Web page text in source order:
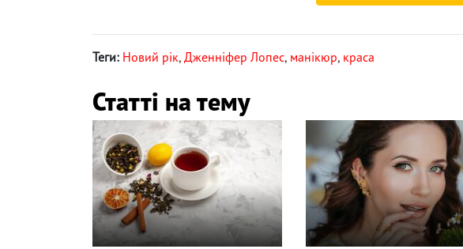
Теги: Новий рік, Дженніфер Лопес, манікюр, краса
Статті на тему